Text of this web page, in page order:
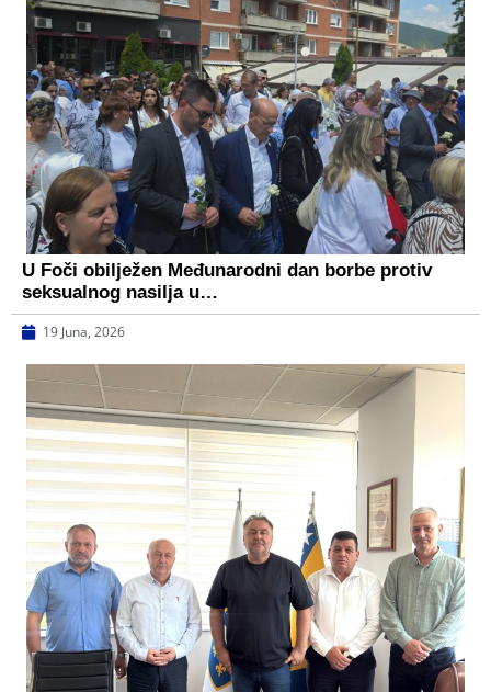
U Foči obilježen Međunarodni dan borbe protiv
seksualnog nasilja u…
19 Juna, 2026